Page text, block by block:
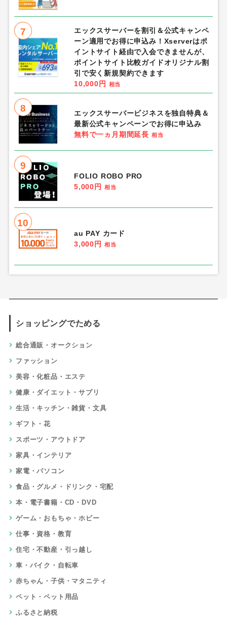
7
エックスサーバーを割引＆公式キャンペ
ーン適用でお得に申込み！Xserverはポ
イントサイト経由で入会できませんが、
ポイントサイト比較ガイドオリジナル割
引で安く新規契約できます
10,000円
相当
8
エックスサーバービジネスを独自特典＆
最新公式キャンペーンでお得に申込み
無料で一ヵ月期間延長 相当
9
FOLIO ROBO PRO
5,000円
相当
10
au PAY カード
3,000円
相当
ショッピングでためる
総合通販・オークション
ファッション
美容・化粧品・エステ
健康・ダイエット・サプリ
生活・キッチン・雑貨・文具
ギフト・花
スポーツ・アウトドア
家具・インテリア
家電・パソコン
食品・グルメ・ドリンク・宅配
本・電子書籍・CD・DVD
ゲーム・おもちゃ・ホビー
仕事・資格・教育
住宅・不動産・引っ越し
車・バイク・自転車
赤ちゃん・子供・マタニティ
ペット・ペット用品
ふるさと納税